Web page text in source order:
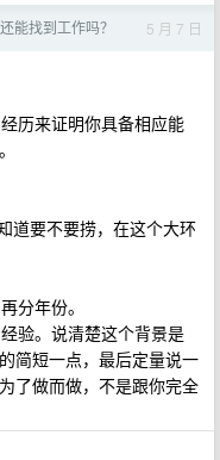
能找到工作吗？ 5 月 7 日
历来证明你具备相应能
道要不要捞，在这个大环
分年份。
验。说清楚这个背景是
简短一点，最后定量说一
了做而做，不是跟你完全